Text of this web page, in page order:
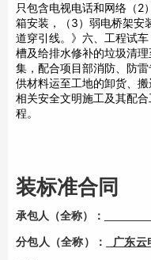
只包含电视电话和网络（2
箱安装，（3）弱电桥架安
道穿引线。》六、工程试
槽及给排水修补的垃圾清
集，配合项目部消防、防
供材料运至工地的卸货、
相关安全文明施工及其配
程。
装标准合同
承包人（全称）：
分包人（全称）： 广东云